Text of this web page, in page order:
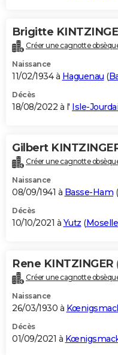
Brigitte
Créer une cagnotte
Naissance
11/02/1934 à Haguenau (
Décès
18/08/2022 à l' Isle-
Gilbert
Créer une cagnotte
Naissance
08/09/1941 à Basse-Ham (
Décès
10/10/2021 à Yutz (Moselle
Rene KINTZINGER
Créer une cagnotte
Naissance
26/03/1930 à
Décès
01/09/2021 à